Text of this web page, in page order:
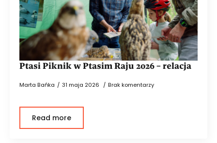
Ptasi Piknik w Ptasim Raju 2026 – relacja
Marta Bańka 31 maja 2026 Brak komentarzy
Read more